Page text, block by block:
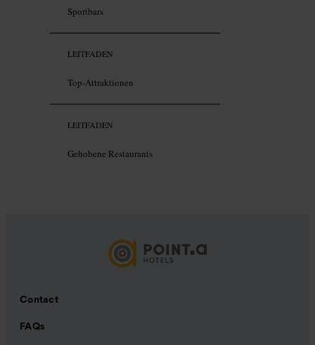
Sportbars
LEITFADEN
Top-Attraktionen
LEITFADEN
Gehobene Restaurants
Contact
FAQs